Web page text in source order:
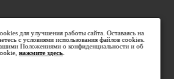
Пн-Пт: 10:00 - 19:00
для улучшения работы сайта. Оставаясь на
с условиями использования файлов cookies.
Положениями о конфиденциальности и об
нажмите здесь.